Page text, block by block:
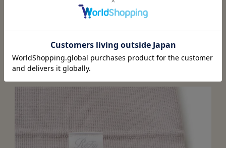
アウターからは見えない長さでありつつ、手首までしっか
り血行促進。